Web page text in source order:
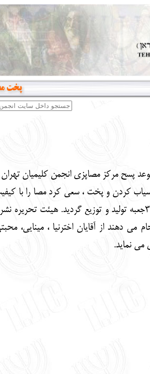
پخت
پسح مرکز مصاپزی انجمن کلیمیان
کردن و پخت ، سعی کرد مصا را با
کاشر با تعداد نزدیک به 3500جعبه تولید و توزیع
می دهند از آقایان اخترنیا ، مینایی،
می نماید.